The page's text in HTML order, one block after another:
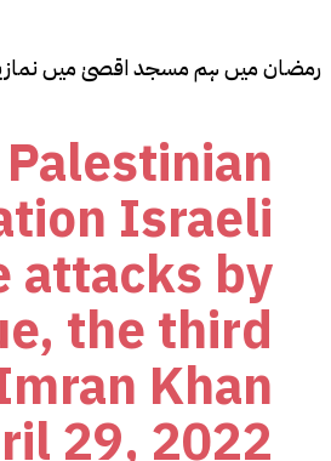
رمضان میں ہم مسجد اقصیٰ میں
Israeli
attacks by
the third
Khan
29, 2022